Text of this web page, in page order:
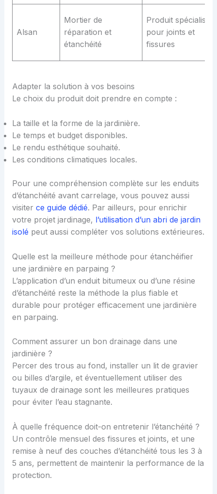
Alsan
Mortier de
réparation et
étanchéité
Produit spécialisé
pour joints et
fissures
Adapter la solution à vos besoins
Le choix du produit doit prendre en compte :
La taille et la forme de la jardinière.
Le temps et budget disponibles.
Le rendu esthétique souhaité.
Les conditions climatiques locales.
Pour une compréhension complète sur les enduits
d’étanchéité avant carrelage, vous pouvez aussi
visiter ce guide dédié. Par ailleurs, pour enrichir
votre projet jardinage, l’utilisation d’un abri de jardin
isolé peut aussi compléter vos solutions extérieures.
Quelle est la meilleure méthode pour étanchéifier
une jardinière en parpaing ?
L’application d’un enduit bitumeux ou d’une résine
d’étanchéité reste la méthode la plus fiable et
durable pour protéger efficacement une jardinière
en parpaing.
Comment assurer un bon drainage dans une
jardinière ?
Percer des trous au fond, installer un lit de gravier
ou billes d’argile, et éventuellement utiliser des
tuyaux de drainage sont les meilleures pratiques
pour éviter l’eau stagnante.
À quelle fréquence doit-on entretenir l’étanchéité ?
Un contrôle mensuel des fissures et joints, et une
remise à neuf des couches d’étanchéité tous les 3 à
5 ans, permettent de maintenir la performance de la
protection.